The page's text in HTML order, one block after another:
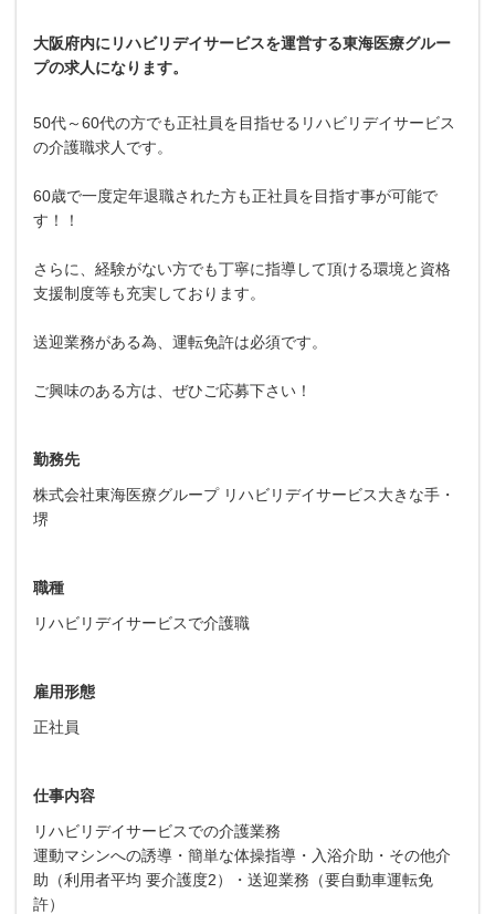
大阪府内にリハビリデイサービスを運営する東海医療グルー
プの求人になります。
50代～60代の方でも正社員を目指せるリハビリデイサービス
の介護職求人です。
60歳で一度定年退職された方も正社員を目指す事が可能で
す！！
さらに、経験がない方でも丁寧に指導して頂ける環境と資格
支援制度等も充実しております。
送迎業務がある為、運転免許は必須です。
ご興味のある方は、ぜひご応募下さい！
勤務先
株式会社東海医療グループ リハビリデイサービス大きな手・
堺
職種
リハビリデイサービスで介護職
雇用形態
正社員
仕事内容
リハビリデイサービスでの介護業務
運動マシンへの誘導・簡単な体操指導・入浴介助・その他介
助（利用者平均 要介護度2）・送迎業務（要自動車運転免
許）